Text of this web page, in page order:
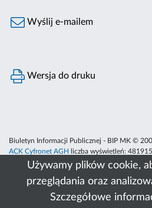
Używamy plików cookie,
przeglądania oraz
Szczegółowe
Wyślij e-mailem
Wersja do druku
Biuletyn Informacji Publicznej - BIP MK ©
ACK Cyfronet AGH
liczba wyświetleń: